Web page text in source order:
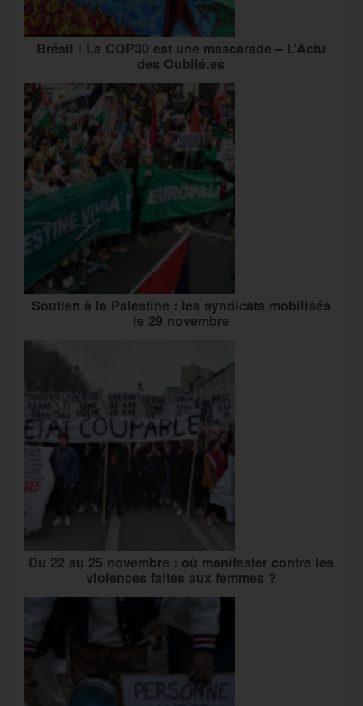
Brésil : La COP30 est une mascarade – L’Actu
des Oublié.es
Soutien à la Palestine : les syndicats mobilisés
le 29 novembre
Du 22 au 25 novembre : où manifester contre les
violences faites aux femmes ?